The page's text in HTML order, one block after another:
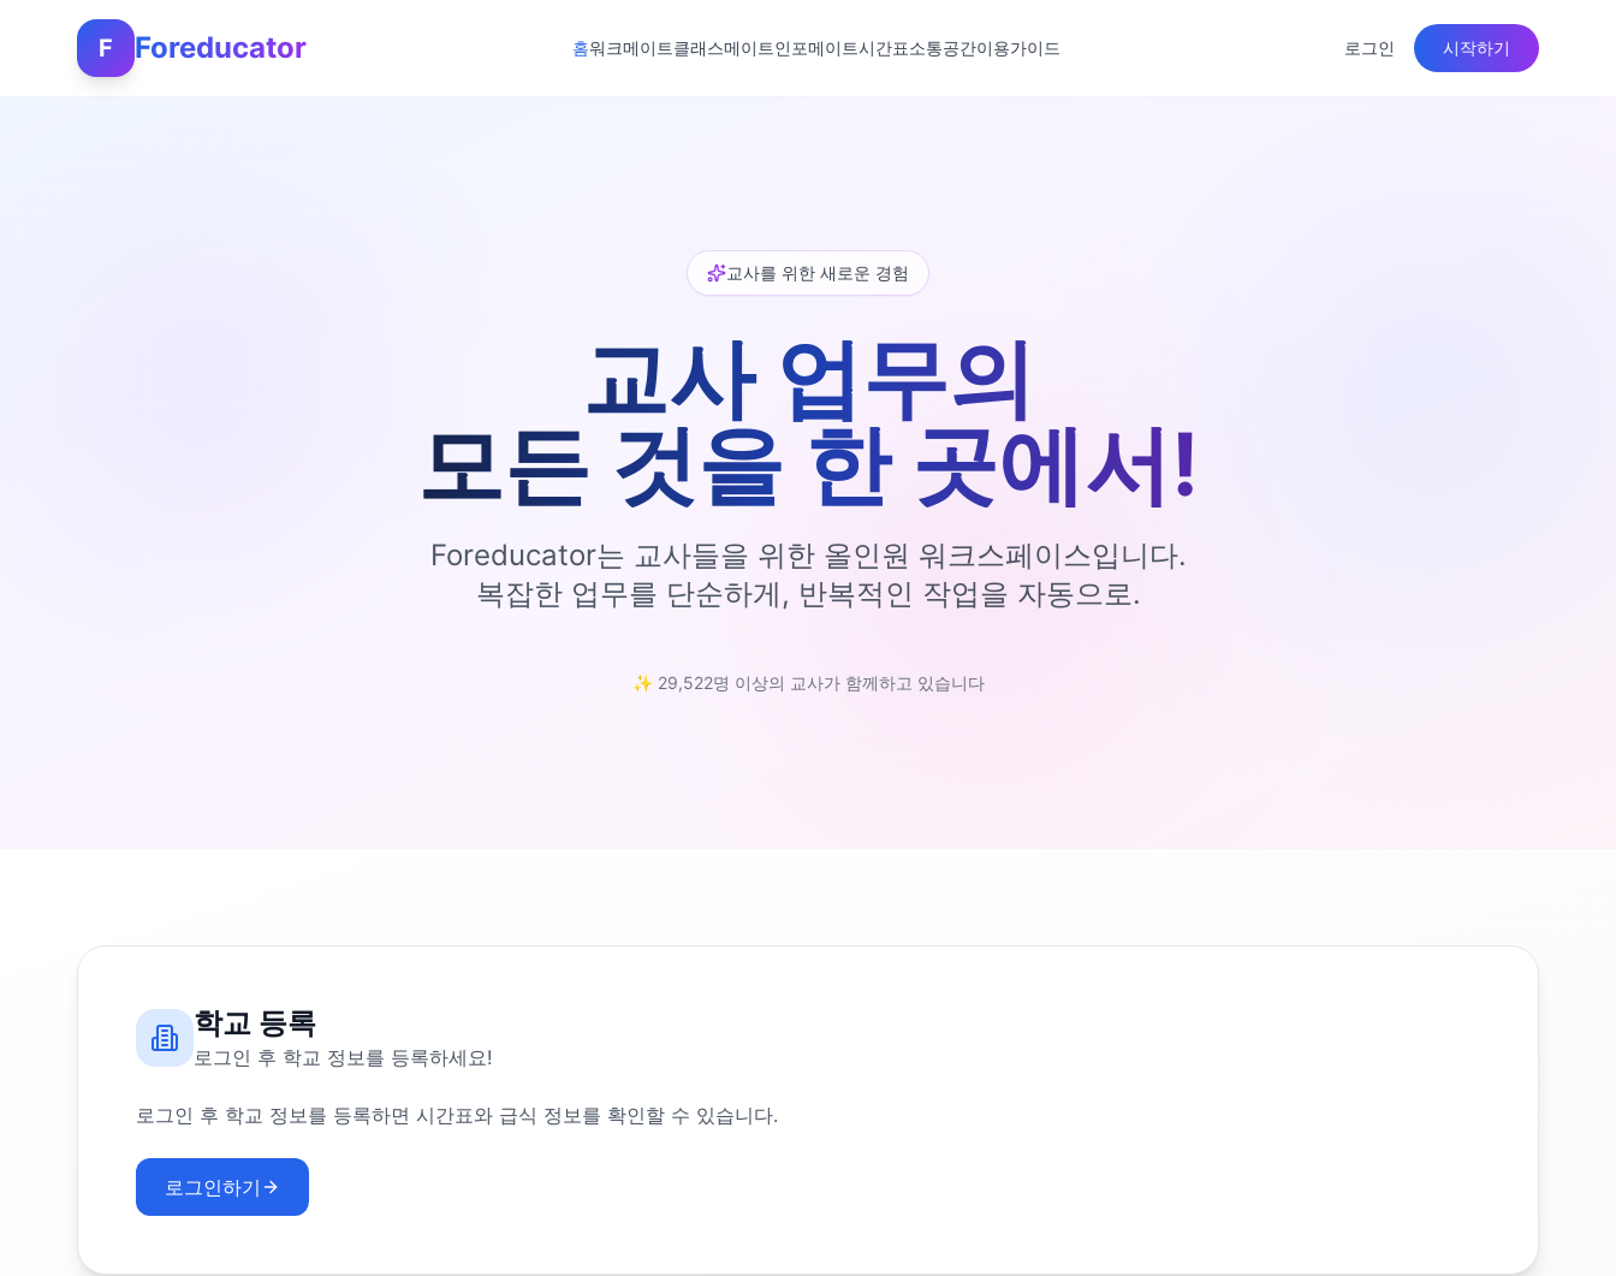
F Foreducator 홈워크메이트클래스메이트인포메이트시간표소통공간이용가이드 로그인 시작하기
교사를 위한 새로운 경험
교사 업무의
모든 것을 한 곳에서!
Foreducator는 교사들을 위한 올인원 워크스페이스입니다.
복잡한 업무를 단순하게, 반복적인 작업을 자동으로.
✨ 29,522명 이상의 교사가 함께하고 있습니다
학교 등록
로그인 후 학교 정보를 등록하세요!
로그인 후 학교 정보를 등록하면 시간표와 급식 정보를 확인할 수 있습니다.
로그인하기